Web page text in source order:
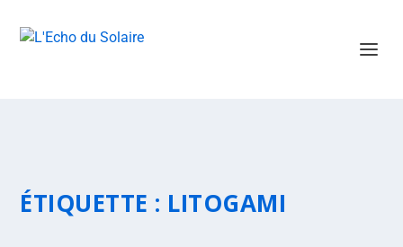
ÉTIQUETTE : LITOGAMI